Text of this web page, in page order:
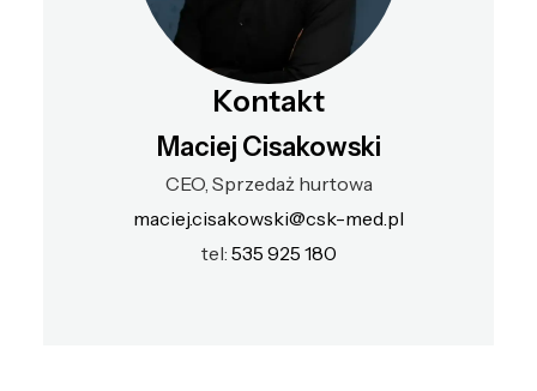
Kontakt
Maciej Cisakowski
CEO, Sprzedaż hurtowa
maciej.cisakowski@csk-med.pl
tel: 535 925 180